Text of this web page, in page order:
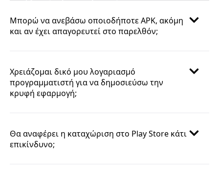
Μπορώ να ανεβάσω οποιοδήποτε APK, ακόμη
και αν έχει απαγορευτεί στο παρελθόν;
Χρειάζομαι δικό μου λογαριασμό
προγραμματιστή για να δημοσιεύσω την
κρυφή εφαρμογή;
Θα αναφέρει η καταχώριση στο Play Store κάτι
επικίνδυνο;